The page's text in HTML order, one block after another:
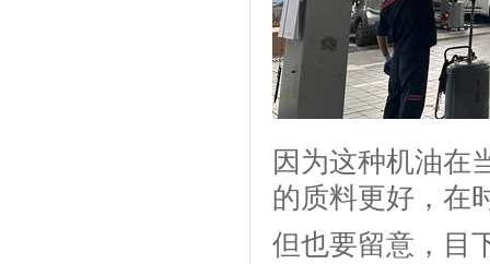
因为这种机油在
的质料更好，在
但也要留意，目